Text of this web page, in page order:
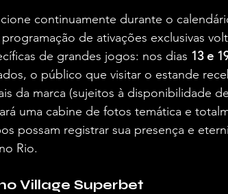
continuamente durante o
de ativações exclusivas
de grandes jogos: nos dias 13 e
o público que visitar o estande
da marca (sujeitos à disponibilidade
uma cabine de fotos temática e
possam registrar sua presença e
Rio.
Village Superbet